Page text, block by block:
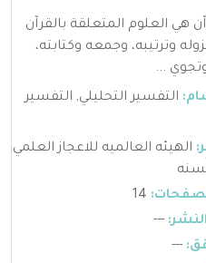
هي العلوم المتعلقة بالقرآن
وترتيبه، وجمعه وكتابته،
...
التفسير التحليلي, التفسير
الهيئه العالميه للاعجاز العلمي
---
---